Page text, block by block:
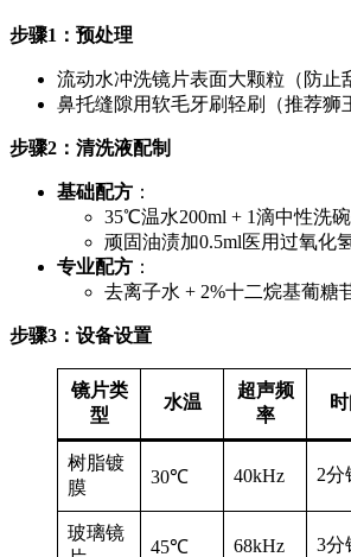
步骤1：预处理
流动水冲洗镜片表面大颗粒（防止
鼻托缝隙用软毛牙刷轻刷（推荐狮
步骤2：清洗液配制
基础配方 ：
35℃温水200ml + 1滴中性洗碗
顽固油渍加0.5ml医用过氧化
专业配方 ：
去离子水 + 2%十二烷基葡糖
步骤3：设备设置
镜片类
型
水温
超声频
率
树脂镀
膜
30℃ 40kHz 2分
玻璃镜
45℃ 68kHz 3分